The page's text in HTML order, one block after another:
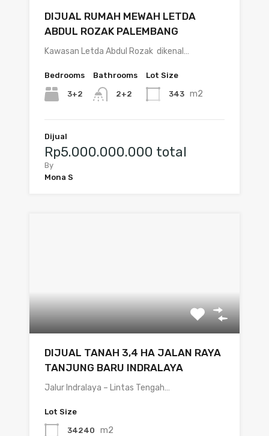
DIJUAL RUMAH MEWAH LETDA
ABDUL ROZAK PALEMBANG
Kawasan Letda Abdul Rozak dikenal…
Bedrooms
3+2
Bathrooms
2+2
Lot Size
343 m2
Dijual
Rp5.000.000.000 total
By
Mona S
DIJUAL TANAH 3,4 HA JALAN RAYA
TANJUNG BARU INDRALAYA
Jalur Indralaya – Lintas Tengah…
Lot Size
34240 m2